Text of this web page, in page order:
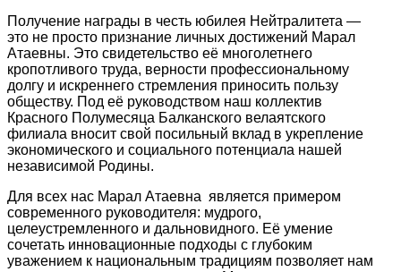
Получение награды в честь юбилея Нейтралитета —
это не просто признание личных достижений Марал
Атаевны. Это свидетельство её многолетнего
кропотливого труда, верности профессиональному
долгу и искреннего стремления приносить пользу
обществу. Под её руководством наш коллектив
Красного Полумесяца Балканского велаятского
филиала вносит свой посильный вклад в укрепление
экономического и социального потенциала нашей
независимой Родины.
Для всех нас Марал Атаевна является примером
современного руководителя: мудрого,
целеустремленного и дальновидного. Её умение
сочетать инновационные подходы с глубоким
уважением к национальным традициям позволяет нам